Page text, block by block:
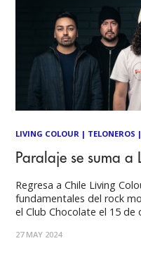
LIVING COLOUR | TELONEROS |
Paralaje se suma a
Regresa a Chile Living
fundamentales del rock
el Club Chocolate el 15
Eventrid. Los nacionales
27 MAY 2024